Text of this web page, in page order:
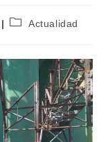
Actualidad